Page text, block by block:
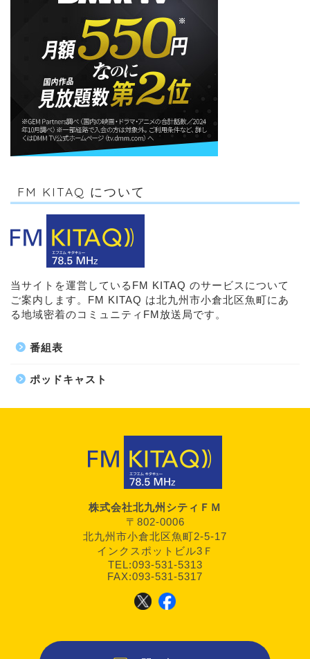
FM KITAQ について
当サイトを運営しているFM KITAQ のサービスについて
ご案内します。FM KITAQ は北九州市小倉北区魚町にあ
る地域密着のコミュニティFM放送局です。
番組表
ポッドキャスト
株式会社北九州シティＦＭ
〒802-0006
北九州市小倉北区魚町2-5-17
インクスポットビル3Ｆ
TEL:093-531-5313
FAX:093-531-5317